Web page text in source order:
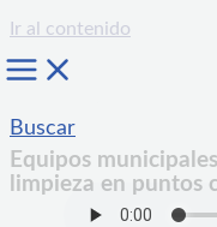
Ir al contenido
Buscar
Equipos
limpieza en puntos